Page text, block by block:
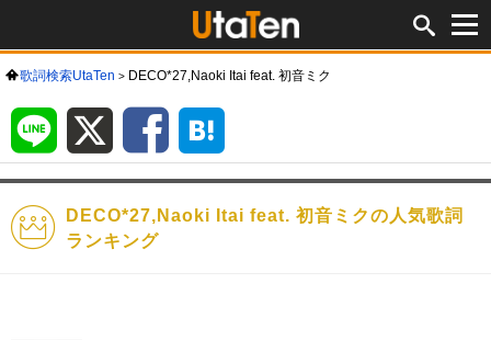
歌詞検索UtaTen DECO*27,Naoki Itai feat. 初音ミク
LINE Facebook
ク
ー
DECO*27,Naoki Itai feat. 初音ミクの人気歌詞
ランキング